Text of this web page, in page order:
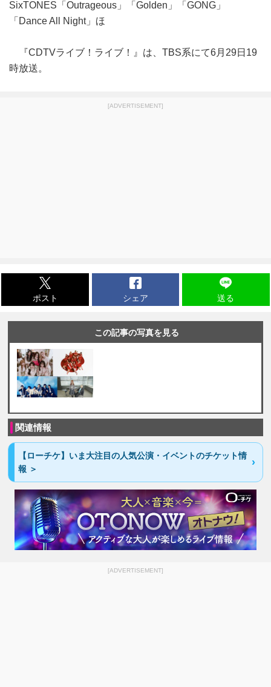
SixTONES「Outrageous」「Golden」「GONG」
「Dance All Night」ほ
『CDTVライブ！ライブ！』は、TBS系にて6月29日19
時放送。
[ADVERTISEMENT]
ポスト シェア 送る
この記事の写真を見る
関連情報
【ローチケ】いま大注目の人気公演・イベントのチケット情
報 ＞
[ADVERTISEMENT]